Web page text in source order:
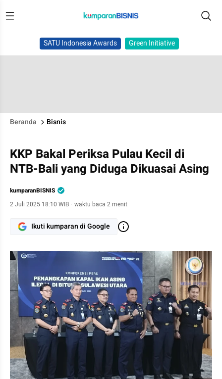
SATU Indonesia Awards Green Initiative
Beranda Bisnis
KKP Bakal Periksa Pulau Kecil di
NTB-Bali yang Diduga Dikuasai Asing
kumparanBISNIS
2 Juli 2025 18:10 WIB · waktu baca 2 menit
Ikuti kumparan di Google